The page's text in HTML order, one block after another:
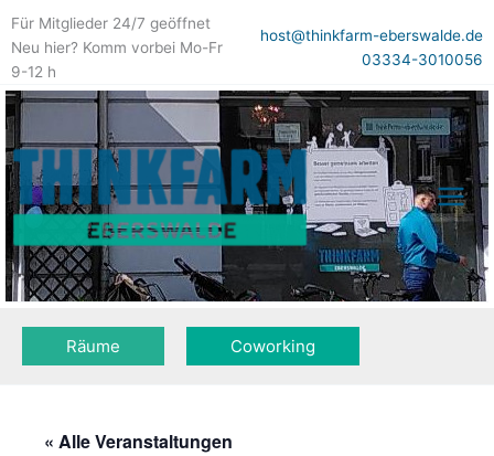
Für Mitglieder 24/7 geöffnet
Neu hier? Komm vorbei Mo-Fr
9-12 h
host@thinkfarm-eberswalde.de
03334-3010056
Räume Coworking
« Alle Veranstaltungen